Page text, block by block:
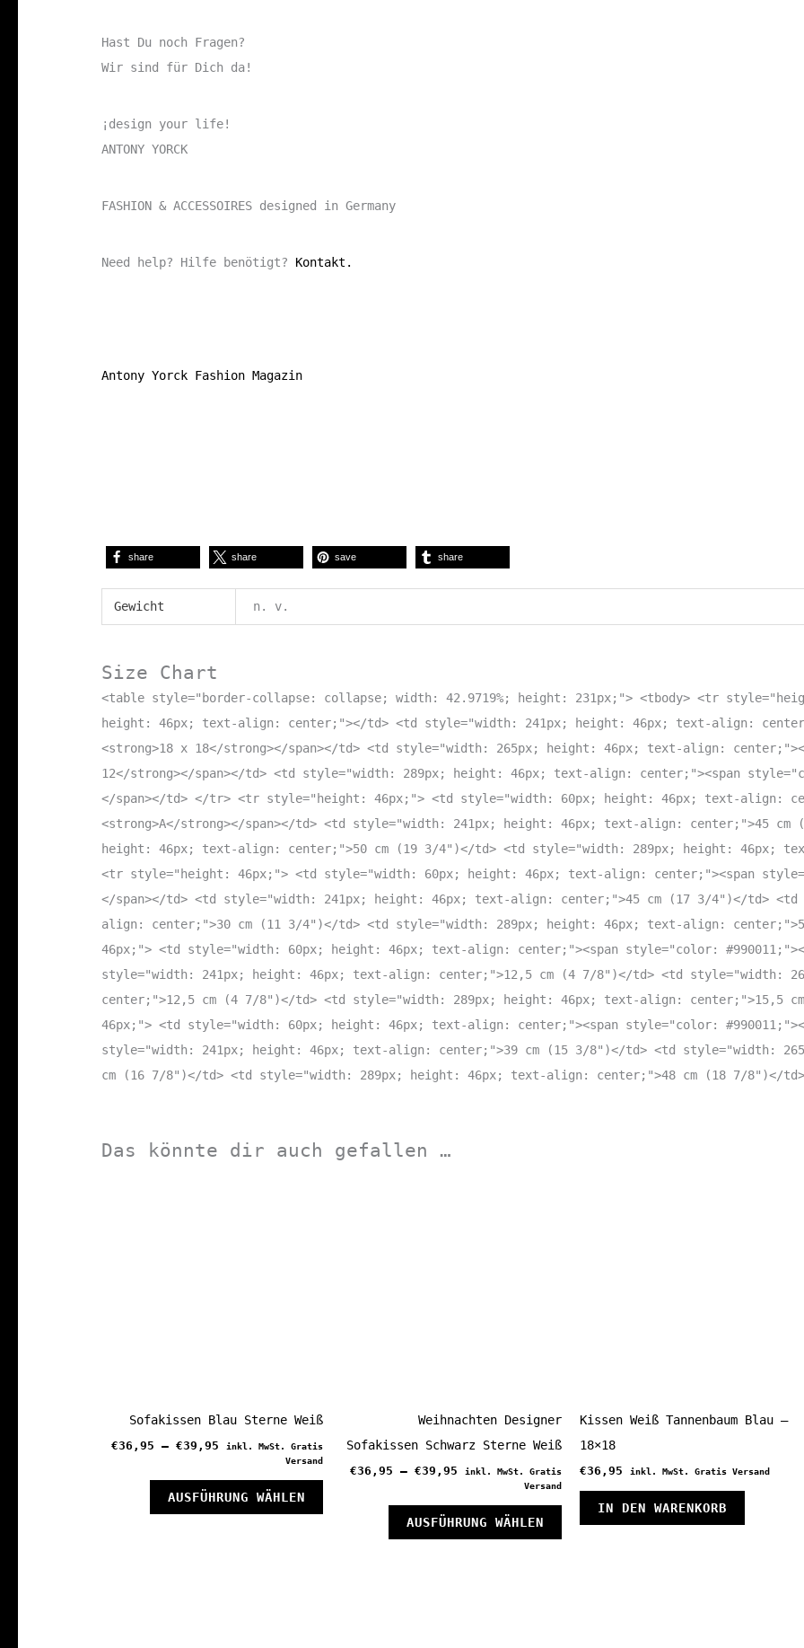
Hast Du noch Fragen?
Wir sind für Dich da!
¡design your life!
ANTONY YORCK
FASHION & ACCESSOIRES designed in Germany
Need help? Hilfe benötigt? Kontakt.
Antony Yorck Fashion Magazin
share share save share
Gewicht n. v.
Size Chart
<table style="border-collapse: collapse; width: 42.9719%; height: 231px;"> <tbody> <tr
height: 46px; text-align: center;"></td> <td style="width: 241px; height: 46px; text-align:
<strong>18 x 18</strong></span></td> <td style="width: 265px; height: 46px; text-align:
12</strong></span></td> <td style="width: 289px; height: 46px; text-align: center;"><span
</span></td> </tr> <tr style="height: 46px;"> <td style="width: 60px; height: 46px; text-align:
<strong>A</strong></span></td> <td style="width: 241px; height: 46px; text-align: center;">45
height: 46px; text-align: center;">50 cm (19 3/4")</td> <td style="width: 289px; height: 46px;
<tr style="height: 46px;"> <td style="width: 60px; height: 46px; text-align: center;"><span
</span></td> <td style="width: 241px; height: 46px; text-align: center;">45 cm (17 3/4")</td>
align: center;">30 cm (11 3/4")</td> <td style="width: 289px; height: 46px; text-align:
46px;"> <td style="width: 60px; height: 46px; text-align: center;"><span style="color:
style="width: 241px; height: 46px; text-align: center;">12,5 cm (4 7/8")</td> <td style="width:
center;">12,5 cm (4 7/8")</td> <td style="width: 289px; height: 46px; text-align: center;">15,5
46px;"> <td style="width: 60px; height: 46px; text-align: center;"><span style="color:
style="width: 241px; height: 46px; text-align: center;">39 cm (15 3/8")</td> <td style="width:
cm (16 7/8")</td> <td style="width: 289px; height: 46px; text-align: center;">48 cm (18 7/8")</
Das könnte dir auch gefallen …
Sofakissen Blau Sterne Weiß
€36,95 – €39,95
inkl. MwSt. Gratis
Versand
AUSFÜHRUNG WÄHLEN
Dieses
Weihnachten Designer
Sofakissen Schwarz Sterne Weiß
€36,95 –€39,95
inkl. MwSt. Gratis
Versand
AUSFÜHRUNG WÄHLEN
Dieses
Kissen Weiß Tannenbaum Blau –
18×18
€36,95 inkl. MwSt. Gratis Versand
IN DEN WARENKORB